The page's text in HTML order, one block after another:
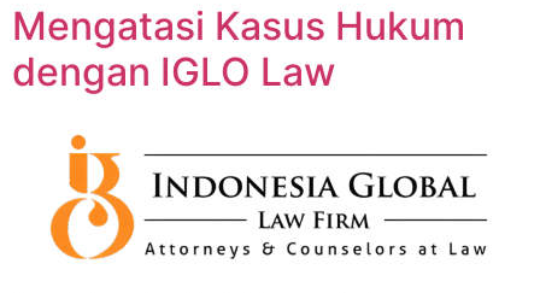
Mengatasi Kasus Hukum
dengan IGLO Law